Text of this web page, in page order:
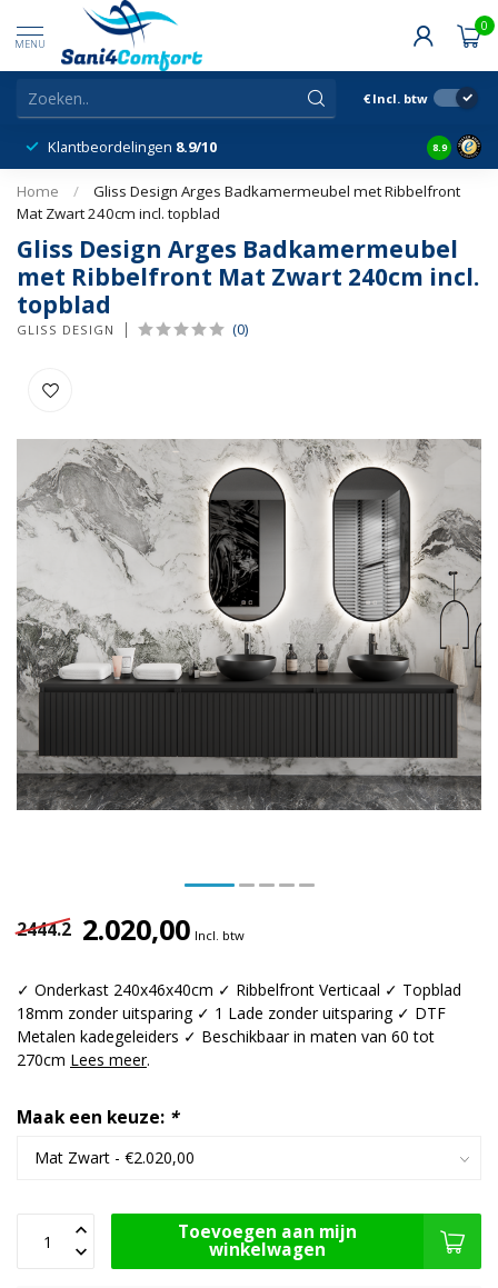
MENU
0
€ Incl. btw
Klantbeordelingen 8.9/10 8.9
Home /
Gliss Design Arges Badkamermeubel met Ribbelfront
Mat Zwart 240cm incl. topblad
Gliss Design Arges Badkamermeubel
met Ribbelfront Mat Zwart 240cm incl.
topblad
GLISS DESIGN (0)
2444.2 2.020,00 Incl. btw
✓ Onderkast 240x46x40cm ✓ Ribbelfront Verticaal ✓ Topblad
18mm zonder uitsparing ✓ 1 Lade zonder uitsparing ✓ DTF
Metalen kadegeleiders ✓ Beschikbaar in maten van 60 tot
270cm Lees meer.
Maak een keuze: *
Toevoegen aan mijn
winkelwagen